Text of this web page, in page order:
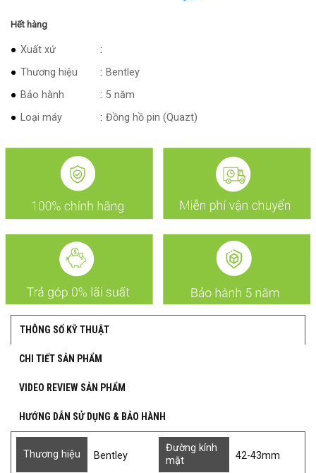
Hết hàng
Xuất xứ
Thương hiệu
Bentley
Bảo hành
5 năm
Loại máy
Đồng hồ pin (Quazt)
THÔNG SỐ KỸ THUẬT
CHI TIẾT SẢN PHẨM
VIDEO REVIEW SẢN PHẨM
HƯỚNG DẪN SỬ DỤNG & BẢO HÀNH
Thương hiệu Bentley
Đường kính
mặt
42-43mm